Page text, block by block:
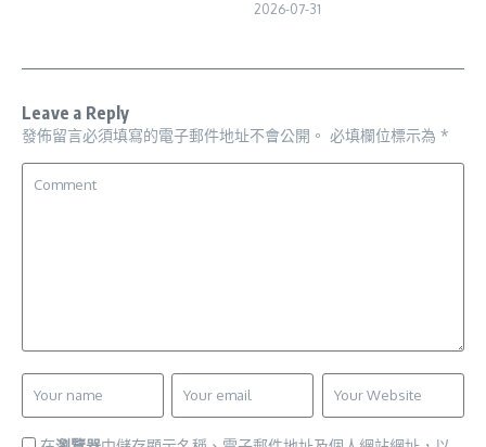
2026-07-31
Leave a Reply
發佈留言必須填寫的電子郵件地址不會公開。 必填欄位標示為 *